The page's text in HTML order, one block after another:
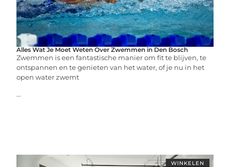
Alles Wat Je Moet Weten Over Zwemmen in Den Bosch
Zwemmen is een fantastische manier om fit te blijven, te
ontspannen en te genieten van het water, of je nu in het
open water zwemt
...
WINKELEN